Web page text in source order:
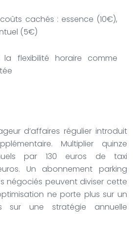
cachés : essence (10€),
(5€)
la flexibilité horaire comme
d’affaires régulier introduit
Multiplier quinze
par 130 euros de taxi
Un abonnement parking
négociés peuvent diviser cette
ne porte plus sur un
sur une stratégie annuelle